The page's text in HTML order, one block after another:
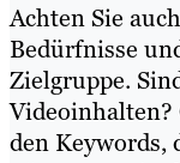
Achten Sie
Bedürfnisse
Zielgruppe.
Videoinhalten?
den Keywords,